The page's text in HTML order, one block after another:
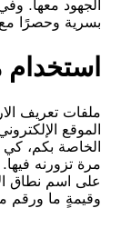
الجهود معها.
بسرية وحصرًا مع
استخدام
ملفات تعريف
الموقع
الخاصة بكم،
مرة تزورنه
على اسم نطاق
وقيمةٍ ما ورقم